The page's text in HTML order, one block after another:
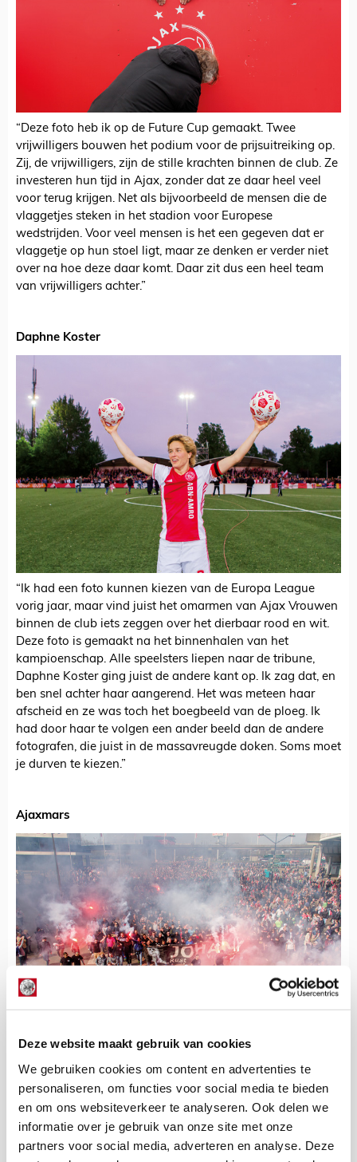
Deze website maakt gebruik van cookies
We gebruiken cookies om content en advertenties te
personaliseren, om functies voor social media te bieden
en om ons websiteverkeer te analyseren. Ook delen we
informatie over je gebruik van onze site met onze
partners voor social media, adverteren en analyse. Deze
“Deze foto heb ik op de Future Cup gemaakt. Twee
vrijwilligers bouwen het podium voor de prijsuitreiking op.
Zij, de vrijwilligers, zijn de stille krachten binnen de club. Ze
investeren hun tijd in Ajax, zonder dat ze daar heel veel
voor terug krijgen. Net als bijvoorbeeld de mensen die de
vlaggetjes steken in het stadion voor Europese
wedstrijden. Voor veel mensen is het een gegeven dat er
vlaggetje op hun stoel ligt, maar ze denken er verder niet
over na hoe deze daar komt. Daar zit dus een heel team
van vrijwilligers achter.”
Daphne Koster
“Ik had een foto kunnen kiezen van de Europa League
vorig jaar, maar vind juist het omarmen van Ajax Vrouwen
binnen de club iets zeggen over het dierbaar rood en wit.
Deze foto is gemaakt na het binnenhalen van het
kampioenschap. Alle speelsters liepen naar de tribune,
Daphne Koster ging juist de andere kant op. Ik zag dat, en
ben snel achter haar aangerend. Het was meteen haar
afscheid en ze was toch het boegbeeld van de ploeg. Ik
had door haar te volgen een ander beeld dan de andere
fotografen, die juist in de massavreugde doken. Soms moet
je durven te kiezen.”
Ajaxmars
“De mars was een indrukwekkend en groots eerbetoon
aan Johan Cruijff. Ik wilde een foto van een hoger punt
maken, zodat je de massa echt goed ziet. Op het moment
over de fly-over. Soms moet je een beetje geluk hebben dat
alles samenvalt.”